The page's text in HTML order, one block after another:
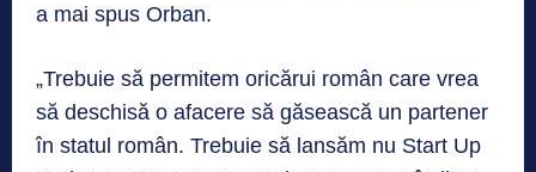
a mai spus Orban.
„Trebuie să permitem oricărui român care vrea
să deschisă o afacere să găsească un partener
în statul român. Trebuie să lansăm nu Start Up